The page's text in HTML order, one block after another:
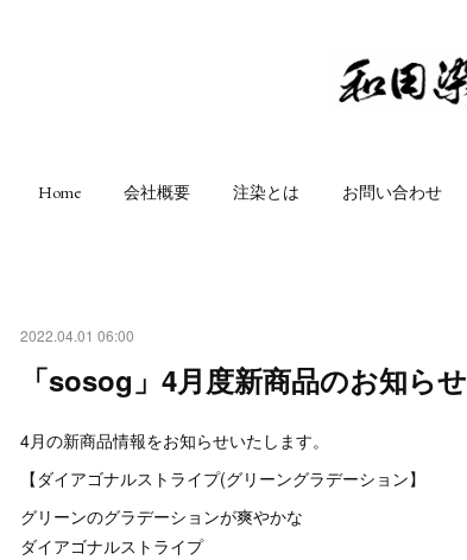
Home 会社概要 注染とは お問い合わせ
2022.04.01 06:00
「sosog」4月度新商品のお知らせ
4月の新商品情報をお知らせいたします。
【ダイアゴナルストライプ(グリーングラデーション】
グリーンのグラデーションが爽やかな
ダイアゴナルストライプ